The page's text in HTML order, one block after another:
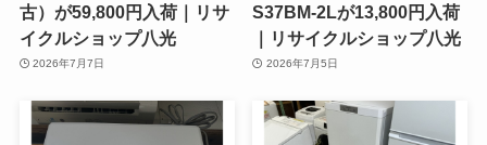
古）が59,800円入荷｜リサ
イクルショップ八光
2026年7月7日
S37BM-2Lが13,800円入荷
｜リサイクルショップ八光
2026年7月5日